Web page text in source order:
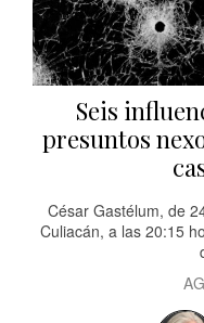
Seis
presuntos
César Gastélum, de
Culiacán, a las 20:15